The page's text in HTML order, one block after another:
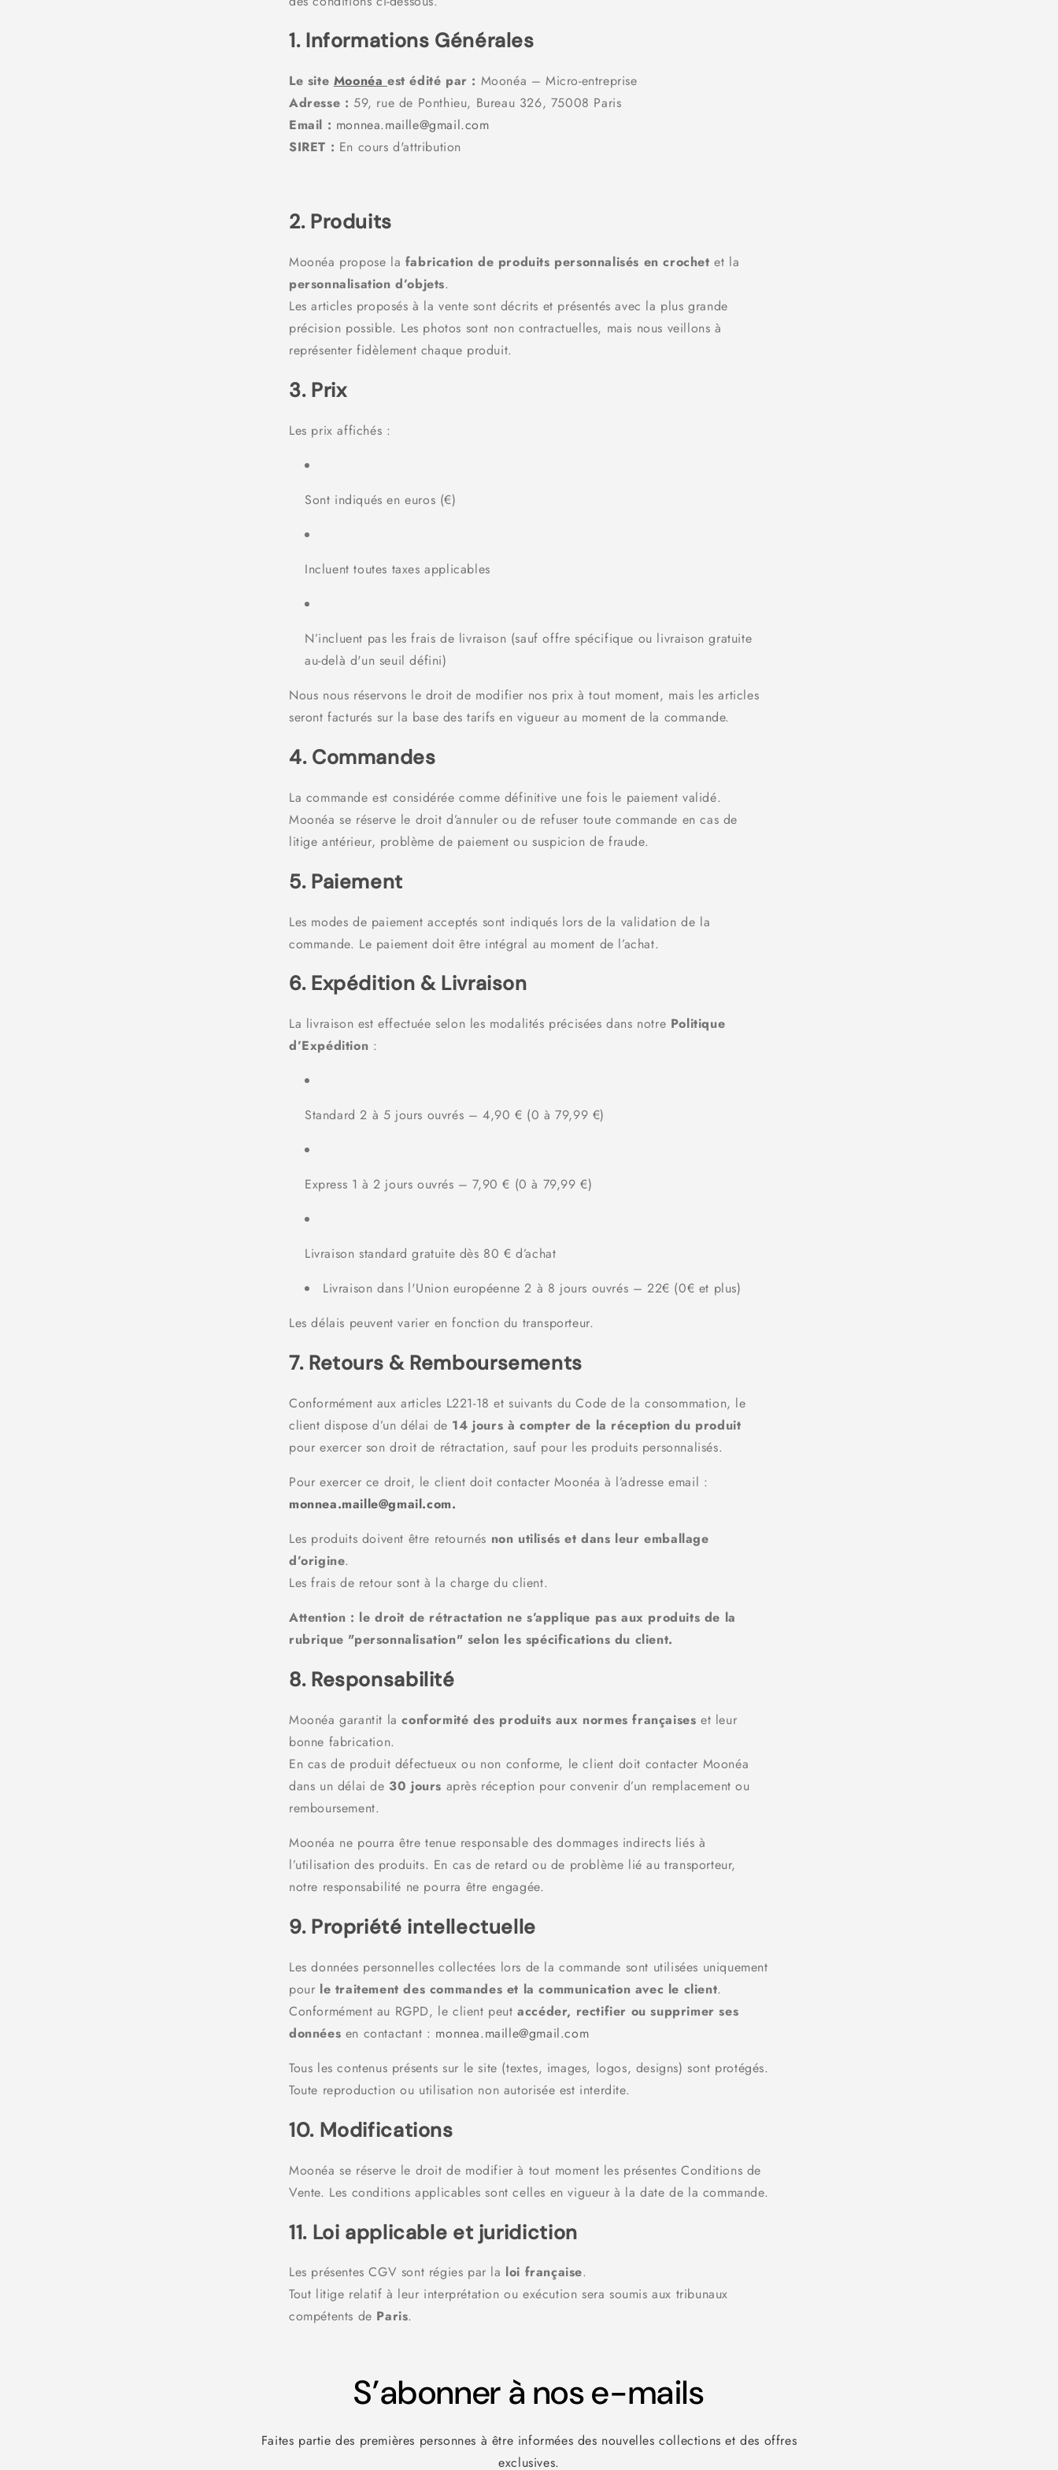
1. Informations Générales
Le site Moonéaest édité par : Moonéa – Micro-entreprise
Adresse : 59, rue de Ponthieu, Bureau 326, 75008 Paris
Email : monnea.maille@gmail.com
SIRET : En cours d'attribution
2. Produits
Moonéa propose la fabrication de produits personnalisés en crochet et la
personnalisation d’objets.
Les articles proposés à la vente sont décrits et présentés avec la plus grande
précision possible. Les photos sont non contractuelles, mais nous veillons à
représenter fidèlement chaque produit.
3. Prix
Les prix affichés :
Sont indiqués en euros (€)
Incluent toutes taxes applicables
N’incluent pas les frais de livraison (sauf offre spécifique ou livraison gratuite
au-delà d'un seuil défini)
Nous nous réservons le droit de modifier nos prix à tout moment, mais les articles
seront facturés sur la base des tarifs en vigueur au moment de la commande.
4. Commandes
La commande est considérée comme définitive une fois le paiement validé.
Moonéa se réserve le droit d’annuler ou de refuser toute commande en cas de
litige antérieur, problème de paiement ou suspicion de fraude.
5. Paiement
Les modes de paiement acceptés sont indiqués lors de la validation de la
commande. Le paiement doit être intégral au moment de l’achat.
6. Expédition & Livraison
La livraison est effectuée selon les modalités précisées dans notre Politique
d’Expédition :
Standard 2 à 5 jours ouvrés – 4,90 € (0 à 79,99 €)
Express 1 à 2 jours ouvrés – 7,90 € (0 à 79,99 €)
Livraison standard gratuite dès 80 € d’achat
Livraison dans l'Union européenne 2 à 8 jours ouvrés – 22€ (0€ et plus)
Les délais peuvent varier en fonction du transporteur.
7. Retours & Remboursements
Conformément aux articles L221-18 et suivants du Code de la consommation, le
client dispose d’un délai de 14 jours à compter de la réception du produit
pour exercer son droit de rétractation, sauf pour les produits personnalisés.
Pour exercer ce droit, le client doit contacter Moonéa à l’adresse email :
monnea.maille@gmail.com.
Les produits doivent être retournés non utilisés et dans leur emballage
d’origine.
Les frais de retour sont à la charge du client.
Attention : le droit de rétractation ne s’applique pas aux produits de la
rubrique "personnalisation" selon les spécifications du client.
8. Responsabilité
Moonéa garantit laconformité des produits aux normes françaises et leur
bonne fabrication.
En cas de produit défectueux ou non conforme, le client doit contacter Moonéa
dans un délai de 30 jours après réception pour convenir d’un remplacement ou
remboursement.
Moonéa ne pourra être tenue responsable des dommages indirects liés à
l’utilisation des produits. En cas de retard ou de problème lié au transporteur,
notre responsabilité ne pourra être engagée.
9. Propriété intellectuelle
Les données personnelles collectées lors de la commande sont utilisées uniquement
pour le traitement des commandes et la communication avec le client.
Conformément au RGPD, le client peutaccéder, rectifier ou supprimer ses
données en contactant : monnea.maille@gmail.com
Tous les contenus présents sur le site (textes, images, logos, designs) sont protégés.
Toute reproduction ou utilisation non autorisée est interdite.
10. Modifications
Moonéa se réserve le droit de modifier à tout moment les présentes Conditions de
Vente. Les conditions applicables sont celles en vigueur à la date de la commande.
11. Loi applicable et juridiction
Les présentes CGV sont régies par la loi française.
Tout litige relatif à leur interprétation ou exécution sera soumis aux tribunaux
compétents de Paris.
S’abonner à nos e-mails
Faites partie des premières personnes à être informées des nouvelles collections et des offres
exclusives.